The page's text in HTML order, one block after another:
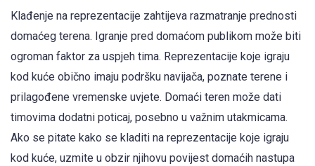
Klađenje na reprezentacije zahtijeva razmatranje prednosti
domaćeg terena. Igranje pred domaćom publikom može biti
ogroman faktor za uspjeh tima. Reprezentacije koje igraju
kod kuće obično imaju podršku navijača, poznate terene i
prilagođene vremenske uvjete. Domaći teren može dati
timovima dodatni poticaj, posebno u važnim utakmicama.
Ako se pitate kako se kladiti na reprezentacije koje igraju
kod kuće, uzmite u obzir njihovu povijest domaćih nastupa